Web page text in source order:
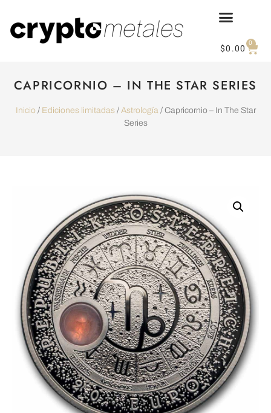
$0.00 0
CAPRICORNIO – IN THE STAR SERIES
Inicio / Ediciones limitadas/ Astrología / Capricornio – In The Star
Series